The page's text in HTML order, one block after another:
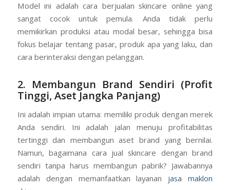
Model ini adalah cara berjualan skincare online yang
sangat cocok untuk pemula. Anda tidak perlu
memikirkan produksi atau modal besar, sehingga bisa
fokus belajar tentang pasar, produk apa yang laku, dan
cara berinteraksi dengan pelanggan.
2. Membangun Brand Sendiri (Profit
Tinggi, Aset Jangka Panjang)
Ini adalah impian utama: memiliki produk dengan merek
Anda sendiri. Ini adalah jalan menuju profitabilitas
tertinggi dan membangun aset brand yang bernilai.
Namun, bagaimana cara jual skincare dengan brand
sendiri tanpa harus membangun pabrik? Jawabannya
adalah dengan memanfaatkan layanan jasa maklon